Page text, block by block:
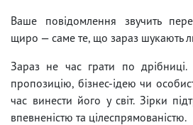
Ваше повідомлення звучить
щиро — саме те, що зараз шукають
Зараз не час грати по
пропозицію, бізнес-ідею чи
час винести його у світ. Зірки
впевненістю та цілеспрямованістю.